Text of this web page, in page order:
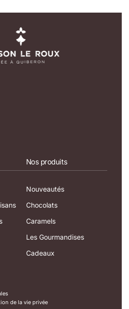
Nos produits
Nouveautés
Chocolats
Caramels
Les Gourmandises
Cadeaux
de la vie privée